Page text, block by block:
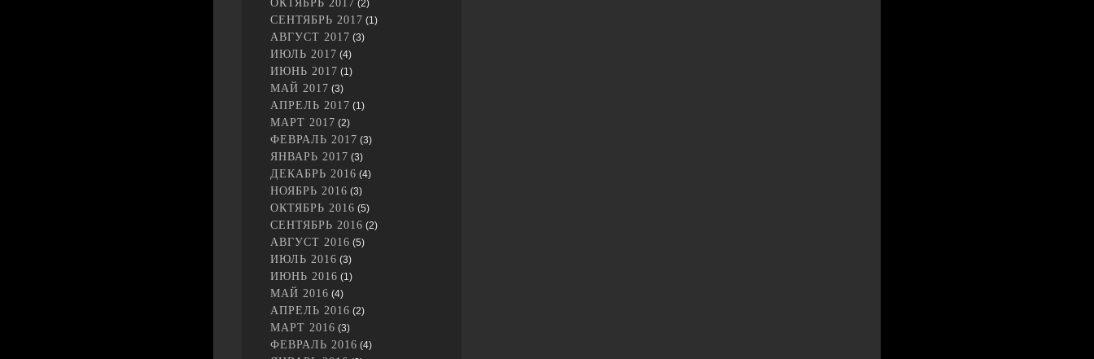
ОКТЯБРЬ 2017 (2)
СЕНТЯБРЬ 2017 (1)
АВГУСТ 2017 (3)
ИЮЛЬ 2017 (4)
ИЮНЬ 2017 (1)
МАЙ 2017 (3)
АПРЕЛЬ 2017 (1)
МАРТ 2017 (2)
ФЕВРАЛЬ 2017 (3)
ЯНВАРЬ 2017 (3)
ДЕКАБРЬ 2016 (4)
НОЯБРЬ 2016 (3)
ОКТЯБРЬ 2016 (5)
СЕНТЯБРЬ 2016 (2)
АВГУСТ 2016 (5)
ИЮЛЬ 2016 (3)
ИЮНЬ 2016 (1)
МАЙ 2016 (4)
АПРЕЛЬ 2016 (2)
МАРТ 2016 (3)
ФЕВРАЛЬ 2016 (4)